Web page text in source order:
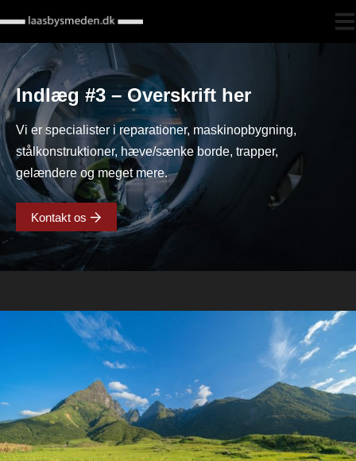
til
indholdet
Indlæg #3 – Overskrift her
Vi er specialister i reparationer, maskinopbygning,
stålkonstruktioner, hæve/sænke borde, trapper,
gelændere og meget mere.
Kontakt os